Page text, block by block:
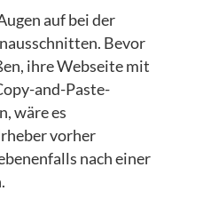
auf bei der
Bevor
ihre Webseite mit
and-Paste-
wäre es
vorher
nach einer